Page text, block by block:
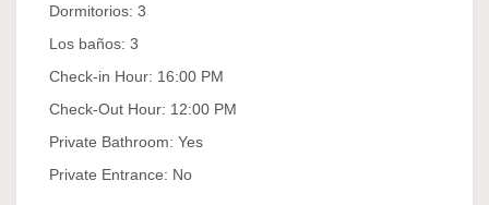
Dormitorios: 3
Los baños: 3
Check-in Hour: 16:00 PM
Check-Out Hour: 12:00 PM
Private Bathroom: Yes
Private Entrance: No